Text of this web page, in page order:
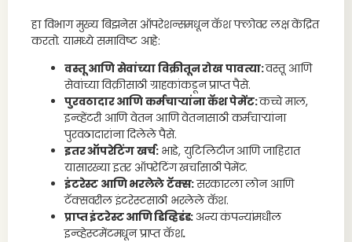
हा विभाग मुख्य बिझनेस ऑपरेशन्समधून कॅश फ्लोवर लक्ष केंद्रित
करतो. यामध्ये समाविष्ट आहे:
वस्तू आणि सेवांच्या विक्रीतून रोख पावत्या:वस्तू आणि
सेवांच्या विक्रीसाठी ग्राहकांकडून प्राप्त पैसे.
पुरवठादार आणि कर्मचाऱ्यांना कॅश पेमेंट:कच्चे माल,
इन्व्हेंटरी आणि वेतन आणि वेतनासाठी कर्मचाऱ्यांना
पुरवठादारांना दिलेले पैसे.
इतर ऑपरेटिंग खर्च: भाडे, युटिलिटीज आणि जाहिरात
यासारख्या इतर ऑपरेटिंग खर्चासाठी पेमेंट.
इंटरेस्ट आणि भरलेले टॅक्स:सरकारला लोन आणि
टॅक्सवरील इंटरेस्टसाठी भरलेले कॅश.
प्राप्त इंटरेस्ट आणि डिव्हिडंड: अन्य कंपन्यांमधील
इन्व्हेस्टमेंटमधून प्राप्त कॅश.